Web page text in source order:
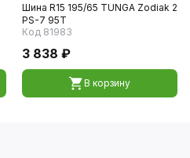
Шина R15 195/65 TUNGA Zodiak 2
PS-7 95T
Код 81983
3 838 ₽
В корзину